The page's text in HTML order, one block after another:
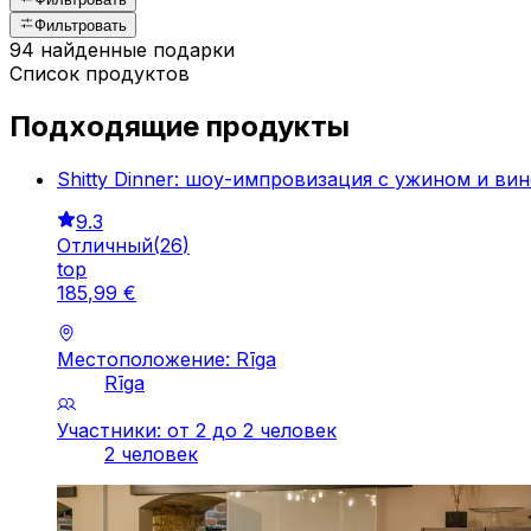
Фильтровать
94 найденные подарки
Список продуктов
Подходящие продукты
Shitty Dinner: шоу-импровизация с ужином и
9.3
Отличный(26)
top
185,99 €
Местоположение: Rīga
Rīga
Участники: от 2 до 2 человек
2 человек